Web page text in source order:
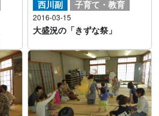
西川副 子育て・教育
2016-03-15
大盛況の「きずな祭」